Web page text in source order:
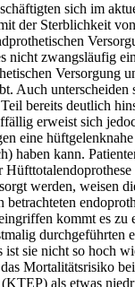
sich im
der Sterblichkeit
nicht zwangsläufig
Versorgung
Auch unterscheiden
bereits deutlich
erweist sich
eine
haben kann.
werden, weisen
betrachteten
kommt es zu
durchgeführten
ist sie nicht so hoch
Mortalitätsrisiko
als etwas